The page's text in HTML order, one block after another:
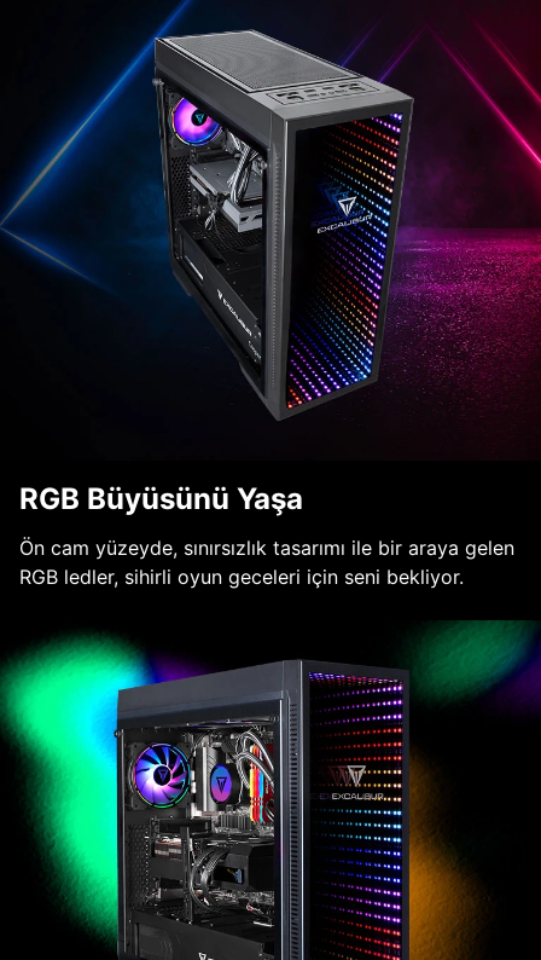
RGB Büyüsünü Yaşa
Ön cam yüzeyde, sınırsızlık tasarımı ile bir araya gelen
RGB ledler, sihirli oyun geceleri için seni bekliyor.